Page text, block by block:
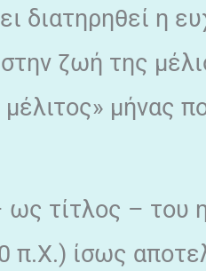
διατηρηθεί η
ζωή της
μήνας
ως τίτλος – του
π.Χ.) ίσως